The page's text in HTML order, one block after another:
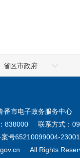
省区市政府
新疆
宁夏
番市电子政务服务中心
838000
联系方式：
号65210099004-23001
All Rights